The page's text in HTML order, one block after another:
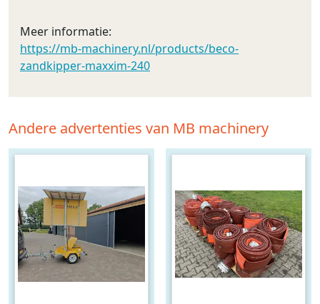
Meer informatie:
https://mb-machinery.nl/products/beco-
zandkipper-maxxim-240
Andere advertenties van MB machinery